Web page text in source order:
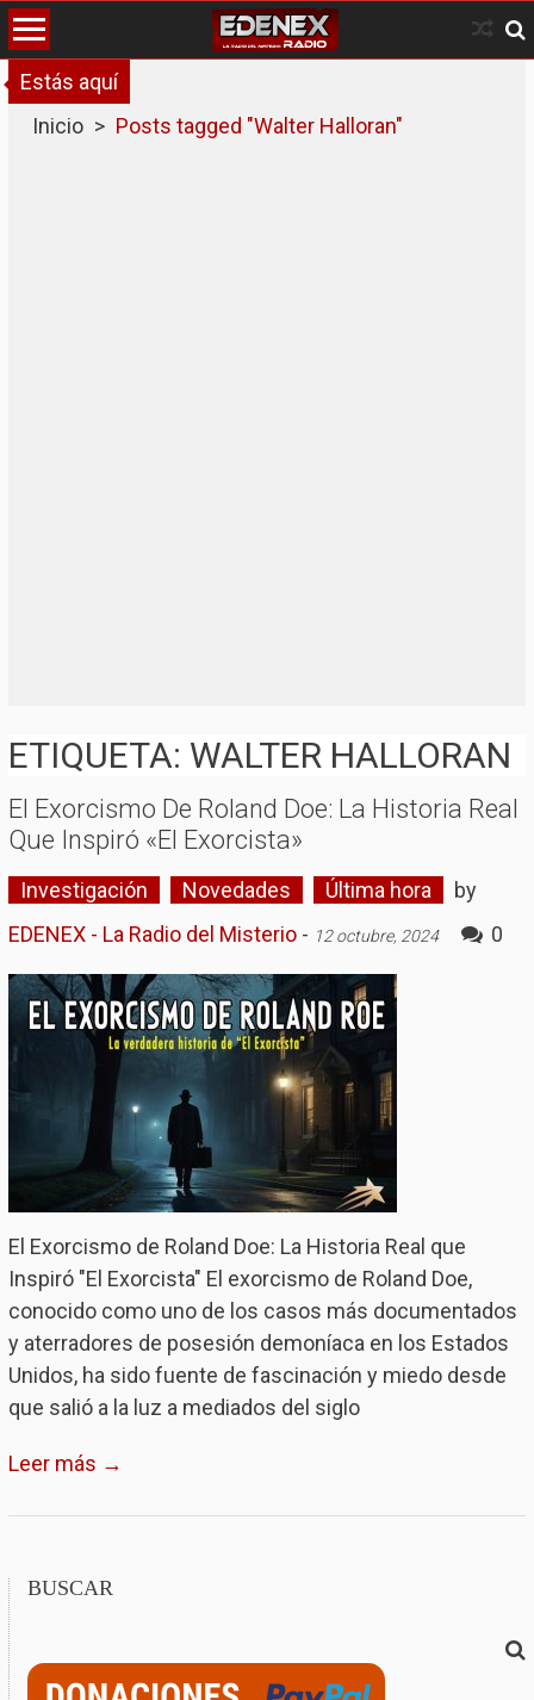
Skip
to
content
Estás aquí
Inicio > Posts tagged "Walter Halloran"
ETIQUETA: WALTER HALLORAN
El Exorcismo De Roland Doe: La Historia Real
Que Inspiró «El Exorcista»
Investigación Novedades Última hora
by
EDENEX - La Radio del Misterio- 12 octubre, 2024 0
El Exorcismo de Roland Doe: La Historia Real que
Inspiró "El Exorcista" El exorcismo de Roland Doe,
conocido como uno de los casos más documentados
y aterradores de posesión demoníaca en los Estados
Unidos, ha sido fuente de fascinación y miedo desde
que salió a la luz a mediados del siglo
Leer más →
BUSCAR